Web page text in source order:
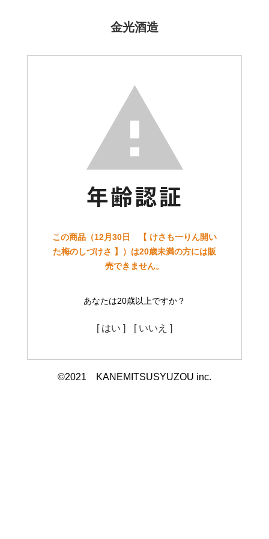
金光酒造
この商品（12月30日 【 けさも一りん開い
た梅のしづけさ 】）は20歳未満の方には販
売できません。
あなたは20歳以上ですか？
[ はい ] [ いいえ ]
©2021 KANEMITSUSYUZOU inc.